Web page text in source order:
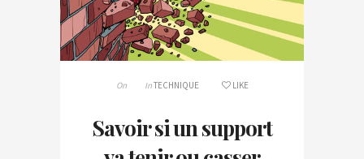
On InTECHNIQUE LIKE
Savoir si un support